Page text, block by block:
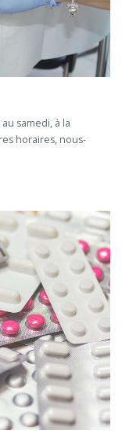
samedi, à la
horaires, nous-